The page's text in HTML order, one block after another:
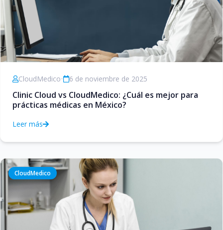
CloudMedico• 6 de noviembre de 2025
Clinic Cloud vs CloudMedico: ¿Cuál es mejor para
prácticas médicas en México?
Leer más
CloudMedico